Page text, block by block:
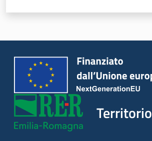
Progetti
Territorio